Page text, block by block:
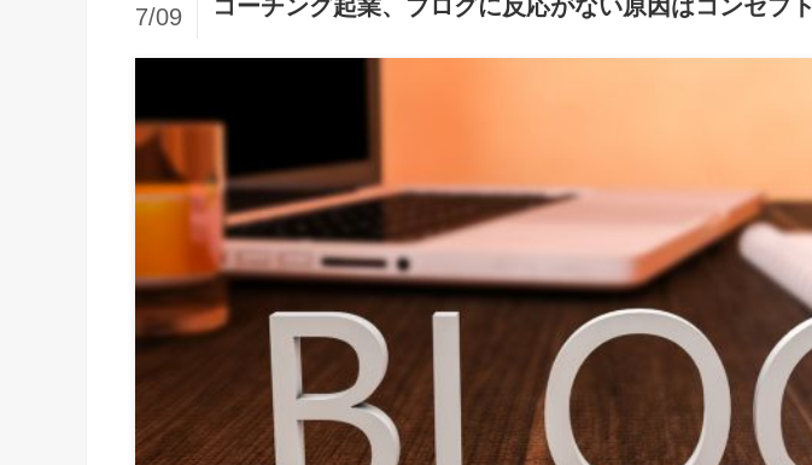
コーチング起業、ブログに反応がない原因はコンセプト
7/09